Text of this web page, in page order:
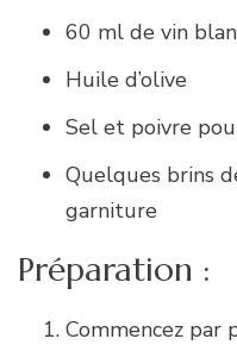
60 ml de vin
Huile d’olive
Sel et poivre
Quelques brins
garniture
Préparation :
Commencez par